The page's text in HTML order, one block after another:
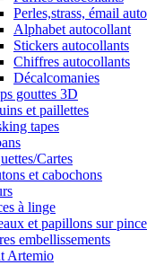
Perles,strass, émail
Alphabet autocollant
Stickers autocollants
Chiffres autocollants
Décalcomanies
gouttes 3D
et paillettes
tapes
Cartes
et cabochons
à linge
et papillons sur pince
embellissements
Artemio